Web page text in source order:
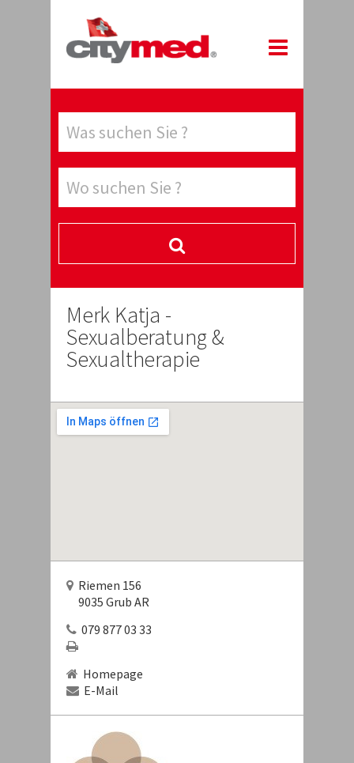
Merk Katja -
Sexualberatung &
Sexualtherapie
Riemen 156
9035 Grub AR
079 877 03 33
Homepage
E-Mail